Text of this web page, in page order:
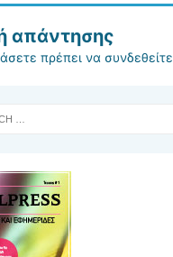
απάντησης
πρέπει να συνδεθείτε